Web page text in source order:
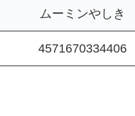
ムーミンやしき
4571670334406